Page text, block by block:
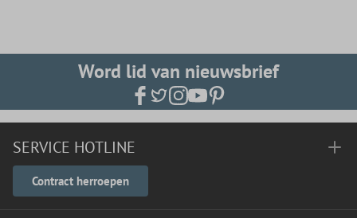
Word lid van nieuwsbrief
SERVICE HOTLINE
Contract herroepen